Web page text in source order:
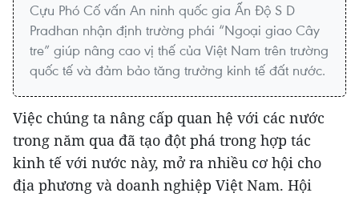
Cựu Phó Cố vấn An ninh quốc gia Ấn Độ S D
Pradhan nhận định trường phái “Ngoại giao Cây
tre” giúp nâng cao vị thế của Việt Nam trên trường
quốc tế và đảm bảo tăng trưởng kinh tế đất nước.
Việc chúng ta nâng cấp quan hệ với các nước
trong năm qua đã tạo đột phá trong hợp tác
kinh tế với nước này, mở ra nhiều cơ hội cho
địa phương và doanh nghiệp Việt Nam. Hội